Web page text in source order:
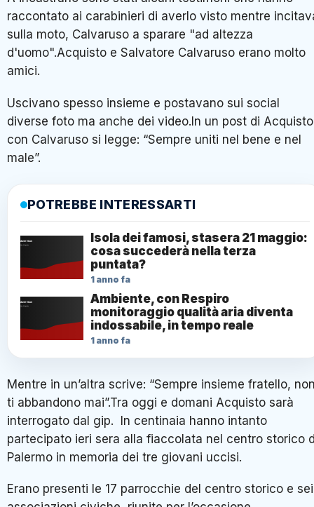
raccontato ai carabinieri di averlo visto mentre
sulla moto, Calvaruso a sparare "ad altezza
d'uomo".Acquisto e Salvatore Calvaruso erano molto
amici.
Uscivano spesso insieme e postavano sui social
diverse foto ma anche dei video.In un post di Acquisto
con Calvaruso si legge: “Sempre uniti nel bene e nel
male”.
POTREBBE INTERESSARTI
Isola dei famosi, stasera 21 maggio:
cosa succederà nella terza
puntata?
1 anno fa
Ambiente, con Respiro
monitoraggio qualità aria diventa
indossabile, in tempo reale
1 anno fa
Mentre in un’altra scrive: “Sempre insieme fratello,
ti abbandono mai”.Tra oggi e domani Acquisto sarà
interrogato dal gip. In centinaia hanno intanto
partecipato ieri sera alla fiaccolata nel centro storico
Palermo in memoria dei tre giovani uccisi.
Erano presenti le 17 parrocchie del centro storico e sei